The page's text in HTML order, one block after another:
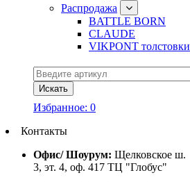
Распродажа
BATTLE BORN
CLAUDE
VIKPONT толстовки
Избранное: 0
Контакты
Офис/ Шоурум: Щелковское ш.
3, эт. 4, оф. 417 ТЦ "Глобус"